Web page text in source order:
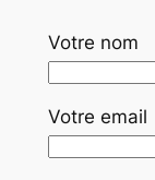
Votre nom
Votre email